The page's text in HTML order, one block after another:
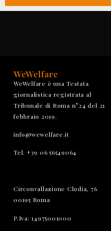
WeWelfare
WeWelfare è una Testata
giornalistica registrata al
Tribunale di Roma n°24 del 21
febbraio 2019.
info@wewelfare.it
Tel. +39 06 56549064
Circonvallazione Clodia, 76
00195 Roma
P.Iva: 14975001000